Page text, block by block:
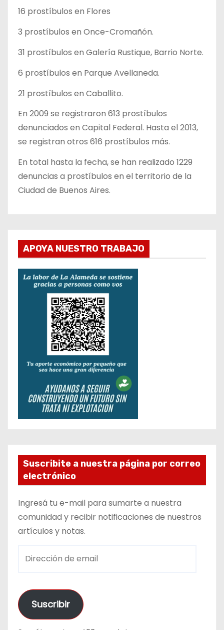
16 prostíbulos en Flores
3 prostíbulos en Once-Cromañón.
31 prostíbulos en Galería Rustique, Barrio Norte.
6 prostíbulos en Parque Avellaneda.
21 prostíbulos en Caballito.
En 2009 se registraron 613 prostíbulos
denunciados en Capital Federal. Hasta el 2013,
se registran otros 616 prostíbulos más.
En total hasta la fecha, se han realizado 1229
denuncias a prostíbulos en el territorio de la
Ciudad de Buenos Aires.
APOYA NUESTRO TRABAJO
Suscribite a nuestra página por correo
electrónico
Ingresá tu e-mail para sumarte a nuestra
comunidad y recibir notificaciones de nuestros
artículos y notas.
e
c
Suscribir